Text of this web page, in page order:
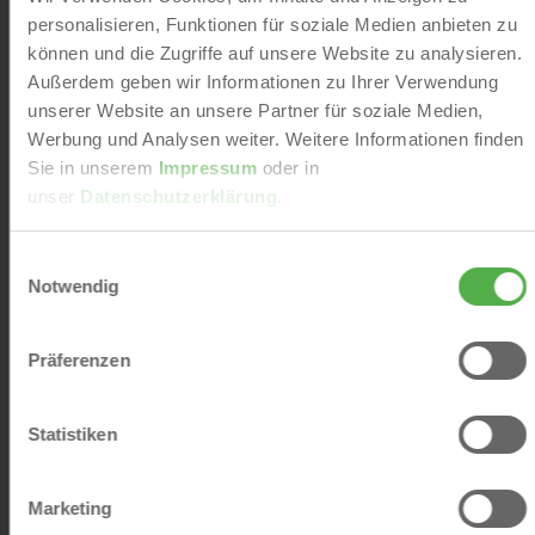
personalisieren, Funktionen für soziale Medien anbieten zu
können und die Zugriffe auf unsere Website zu analysieren.
Außerdem geben wir Informationen zu Ihrer Verwendung
unserer Website an unsere Partner für soziale Medien,
Werbung und Analysen weiter. Weitere Informationen finden
Sie in unserem Impressum oder in
unser Datenschutzerklärung
Notwendig
Präferenzen
Statistiken
Marketing